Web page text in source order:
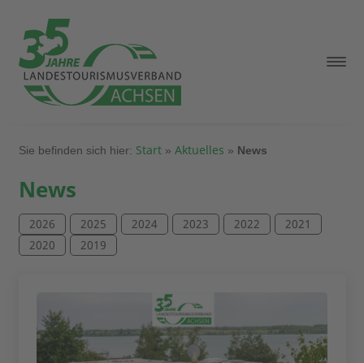
Sie befinden sich hier: Start» Aktuelles » News
News
2026 2025 2024 2023 2022
2021
2020
2019